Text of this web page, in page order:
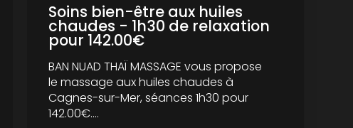
Soins bien-être aux huiles
chaudes - 1h30 de relaxation
pour 142.00€
BAN NUAD THAÏ MASSAGE vous propose
le massage aux huiles chaudes à
Cagnes-sur-Mer, séances 1h30 pour
142.00€....